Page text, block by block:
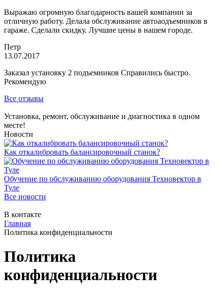
Выражаю огромную благодарность вашей компании за
отличную работу. Делала обслуживание автоаодъемников в
гараже. Сделали скидку. Лучшие цены в нашем городе.
Петр
13.07.2017
Заказал установку 2 подъемников Справились быстро.
Рекомендую
Все отзывы
Установка, ремонт, обслуживание и диагностика в одном
месте!
Новости
Как откалибровать балансировочный станок?
Обучение по обслуживанию оборудования Техновектор в
Туле
Все новости
В контакте
Главная
Политика конфиденциальности
Политика
конфиденциальности